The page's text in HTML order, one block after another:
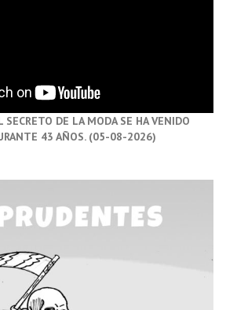
SECRETO DE LA MODA SE HA VENIDO
43 AÑOS. (05-08-2026)